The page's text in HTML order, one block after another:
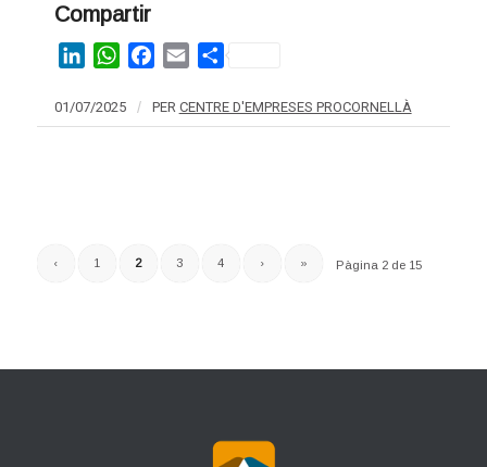
Compartir
LinkedInWhatsAppFacebook
EmailShare
01/07/2025 / PER CENTRE D'EMPRESES PROCORNELLÀ
Pàgina 2 de 15
‹ 1 2 3 4 › »